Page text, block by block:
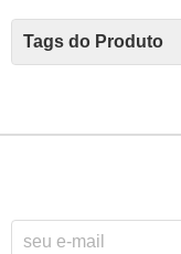
Tags do Produto